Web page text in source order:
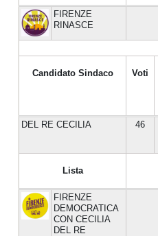
FIRENZE
RINASCE
Candidato Sindaco Voti
DEL RE CECILIA 46
Lista
FIRENZE
DEMOCRATICA
CON CECILIA
DEL RE